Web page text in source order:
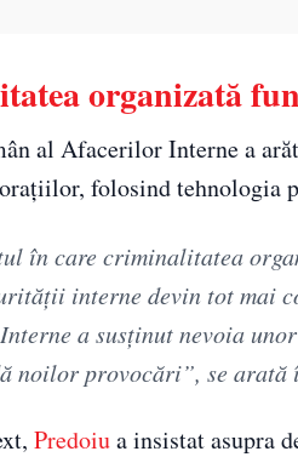
organizată
al Afacerilor Interne a
folosind tehnologia
în care criminalitatea
interne devin tot mai
a susținut nevoia
noilor provocări”, se
Predoiua insistat asupra